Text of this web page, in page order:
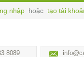
nhập hoặc tạo tài
8089